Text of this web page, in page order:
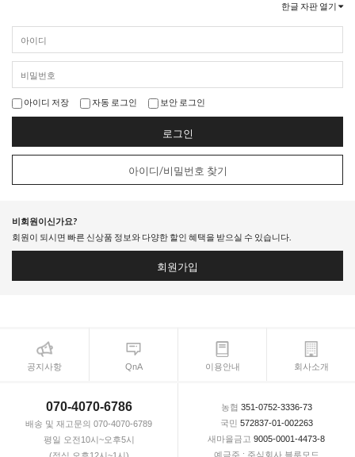
한글 자판 열기
아이디 저장 자동 로그인 보안 로그인
로그인
아이디/비밀번호 찾기
비회원이신가요?
회원이 되시면 빠른 신상품 정보와 다양한 할인 혜택을 받으실 수 있습니다.
회원가입
공지사항 QnA 이용안내 회사소개
070-4070-6786
배송 및 재고문의 070-4070-6789
평일 오전10시~오후5시
농협 351-0752-3336-73
국민 572837-01-002263
새마을금고 9005-0001-4473-8
예금주 : 주식회사 블루모드